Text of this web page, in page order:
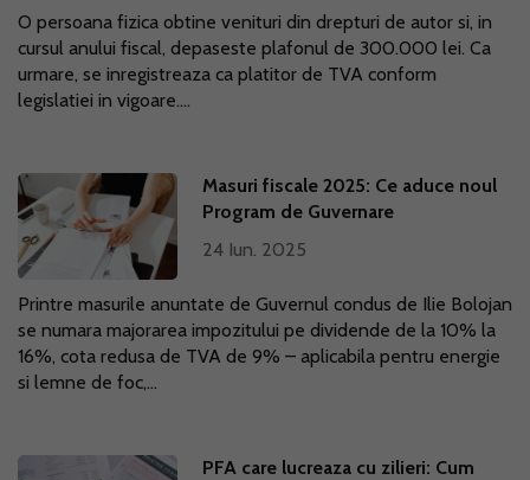
O persoana fizica obtine venituri din drepturi de autor si, in
cursul anului fiscal, depaseste plafonul de 300.000 lei. Ca
urmare, se inregistreaza ca platitor de TVA conform
legislatiei in vigoare....
Masuri fiscale 2025: Ce aduce noul
Program de Guvernare
24 Iun. 2025
Printre masurile anuntate de Guvernul condus de Ilie Bolojan
se numara majorarea impozitului pe dividende de la 10% la
16%, cota redusa de TVA de 9% – aplicabila pentru energie
si lemne de foc,...
PFA care lucreaza cu zilieri: Cum